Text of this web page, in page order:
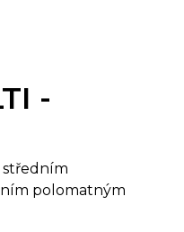
-
středním
polomatným